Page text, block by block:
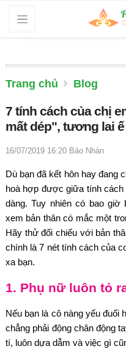
Trang chủ Blog
7 tính cách của chị
mất dép", tương lai
16/07/2019 16:20 Bảo Nhàn
Dù bạn đã kết hôn hay đang
hoà hợp được giữa tính
dàng. Tuy nhiên có bao
xem bản thân có mắc một
Hãy thử đối chiếu với bản
chính là 7 nét tính cách của
xa bạn.
1. Phụ nữ luôn tỏ
Nếu bạn là cô nàng yếu đuối
chẳng phải động chân động
tí, luôn dựa dẫm và việc gì